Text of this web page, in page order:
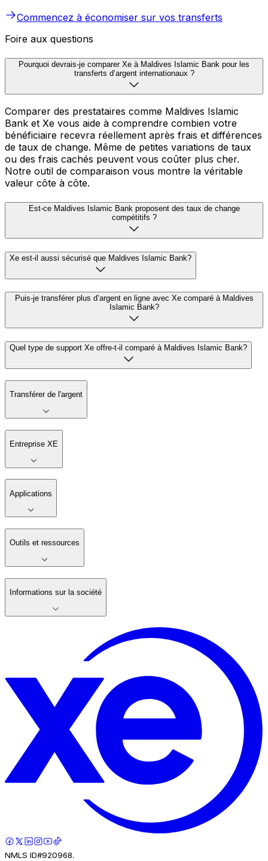
Commencez à économiser sur vos transferts
Foire aux questions
Pourquoi devrais-je comparer Xe à Maldives Islamic Bank pour les
transferts d’argent internationaux ?
Comparer des prestataires comme Maldives Islamic
Bank et Xe vous aide à comprendre combien votre
bénéficiaire recevra réellement après frais et différences
de taux de change. Même de petites variations de taux
ou des frais cachés peuvent vous coûter plus cher.
Notre outil de comparaison vous montre la véritable
valeur côte à côte.
Est-ce Maldives Islamic Bank proposent des taux de change
compétitifs ?
Xe est-il aussi sécurisé que Maldives Islamic Bank?
Puis-je transférer plus d’argent en ligne avec Xe comparé à Maldives
Islamic Bank?
Quel type de support Xe offre-t-il comparé à Maldives Islamic Bank?
Transférer de l'argent
Entreprise XE
Applications
Outils et ressources
Informations sur la société
NMLS ID#920968.